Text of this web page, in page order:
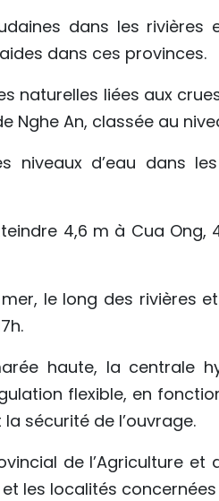
dans les rivières
dans ces provinces.
naturelles liées aux
Nghe An, classée au
niveaux d’eau dans
4,6 m à Cua Ong,
le long des rivières
haute, la centrale
flexible, en
sécurité de l’ouvrage.
de l’Agriculture et
les localités concernées